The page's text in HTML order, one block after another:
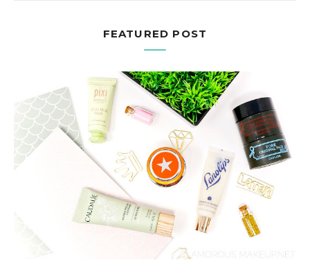
FEATURED POST